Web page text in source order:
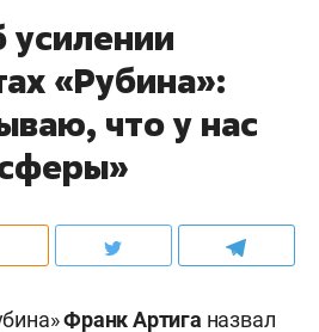
усилении
«Рубина»:
что у нас
Франк Артига назвал